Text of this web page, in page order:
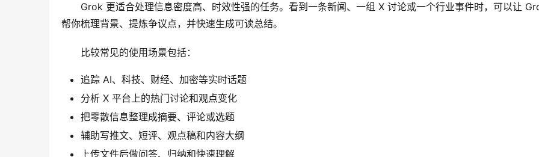
Grok 更适合处理信息密度高、时效性强的任务。看到一条新闻、一组 X 讨论或一个行业事件时，可以让
帮你梳理背景、提炼争议点，并快速生成可读总结。
比较常见的使用场景包括：
追踪 AI、科技、财经、加密等实时话题
分析 X 平台上的热门讨论和观点变化
把零散信息整理成摘要、评论或选题
辅助写推文、短评、观点稿和内容大纲
上传文件后做问答、归纳和快速理解